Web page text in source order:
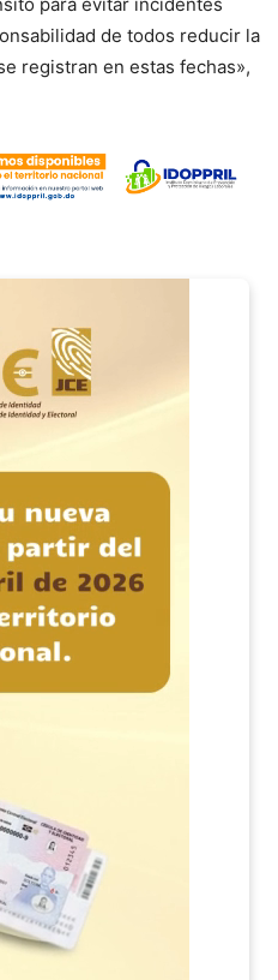
de todos reducir la
registran en estas fechas»,